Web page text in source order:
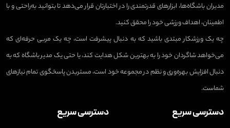
مدیران باشگاه‌ها، ابزارهای قدرتمندی را در اختیارتان قرار می‌دهد تا بتوانید به‌راحتی و با
اطمینان، اهداف ورزشی خود را محقق کنید.
چه یک ورزشکار مبتدی باشید که به دنبال پیشرفت است، چه یک مربی حرفه‌ای که
می‌خواهد شاگردان خود را به بهترین شکل هدایت کند، یا حتی یک مدیر باشگاه که به
دنبال افزایش بهره‌وری و نظم در مجموعه خود است، مستربدن پاسخگوی تمام نیازهای
شماست.
دسترسی سریع دسترسی سریع